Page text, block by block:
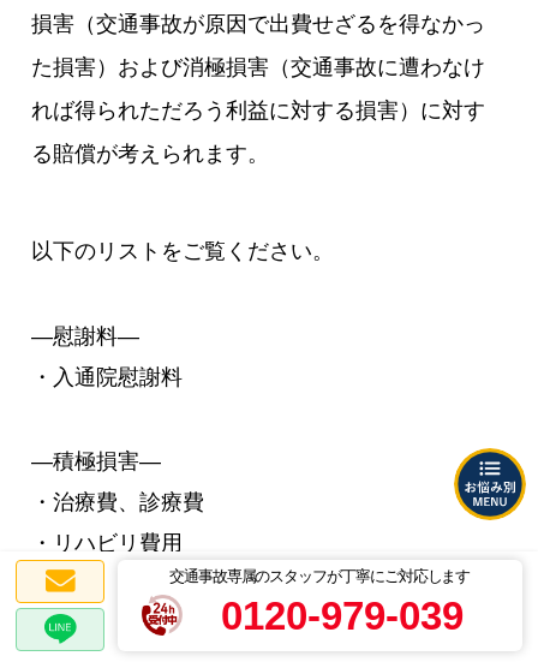
交通事故専属のスタッフが丁寧にご対応します
0120-979-039
損害（交通事故が原因で出費せざるを得なかっ
た損害）および消極損害（交通事故に遭わなけ
れば得られただろう利益に対する損害）に対す
る賠償が考えられます。
以下のリストをご覧ください。
―慰謝料―
・入通院慰謝料
―積極損害―
・治療費、診療費
・リハビリ費用
・通院交通費
・付添看護費